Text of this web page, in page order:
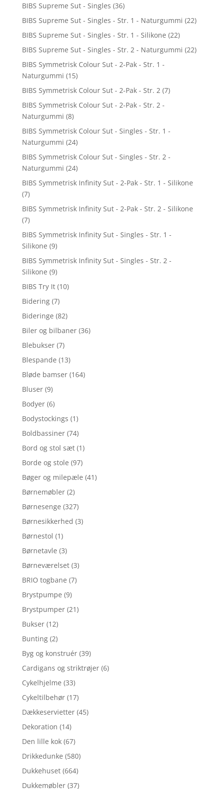
BIBS Supreme Sut - Singles (36)
BIBS Supreme Sut - Singles - Str. 1 - Naturgummi (22)
BIBS Supreme Sut - Singles - Str. 1 - Silikone (22)
BIBS Supreme Sut - Singles - Str. 2 - Naturgummi (22)
BIBS Symmetrisk Colour Sut - 2-Pak - Str. 1 -
Naturgummi (15)
BIBS Symmetrisk Colour Sut - 2-Pak - Str. 2 (7)
BIBS Symmetrisk Colour Sut - 2-Pak - Str. 2 -
Naturgummi (8)
BIBS Symmetrisk Colour Sut - Singles - Str. 1 -
Naturgummi (24)
BIBS Symmetrisk Colour Sut - Singles - Str. 2 -
Naturgummi (24)
BIBS Symmetrisk Infinity Sut - 2-Pak - Str. 1 - Silikone
(7)
BIBS Symmetrisk Infinity Sut - 2-Pak - Str. 2 - Silikone
(7)
BIBS Symmetrisk Infinity Sut - Singles - Str. 1 -
Silikone (9)
BIBS Symmetrisk Infinity Sut - Singles - Str. 2 -
Silikone (9)
BIBS Try It (10)
Bidering (7)
Bideringe (82)
Biler og bilbaner (36)
Blebukser (7)
Blespande (13)
Bløde bamser (164)
Bluser (9)
Bodyer (6)
Bodystockings (1)
Boldbassiner (74)
Bord og stol sæt (1)
Borde og stole (97)
Bøger og milepæle (41)
Børnemøbler (2)
Børnesenge (327)
Børnesikkerhed (3)
Børnestol (1)
Børnetavle (3)
Børneværelset (3)
BRIO togbane (7)
Brystpumpe (9)
Brystpumper (21)
Bukser (12)
Bunting (2)
Byg og konstruér (39)
Cardigans og striktrøjer (6)
Cykelhjelme (33)
Cykeltilbehør (17)
Dækkeservietter (45)
Dekoration (14)
Den lille kok (67)
Drikkedunke (580)
Dukkehuset (664)
Dukkemøbler (37)